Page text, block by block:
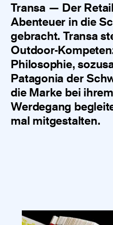
Transa — Der
Abenteuer in die
gebracht. Transa
Outdoor-
Philo­sophie,
Patagonia der
die Marke bei
Werdegang
mal mitgestalten.